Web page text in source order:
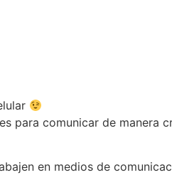
para comunicar de manera
en medios de